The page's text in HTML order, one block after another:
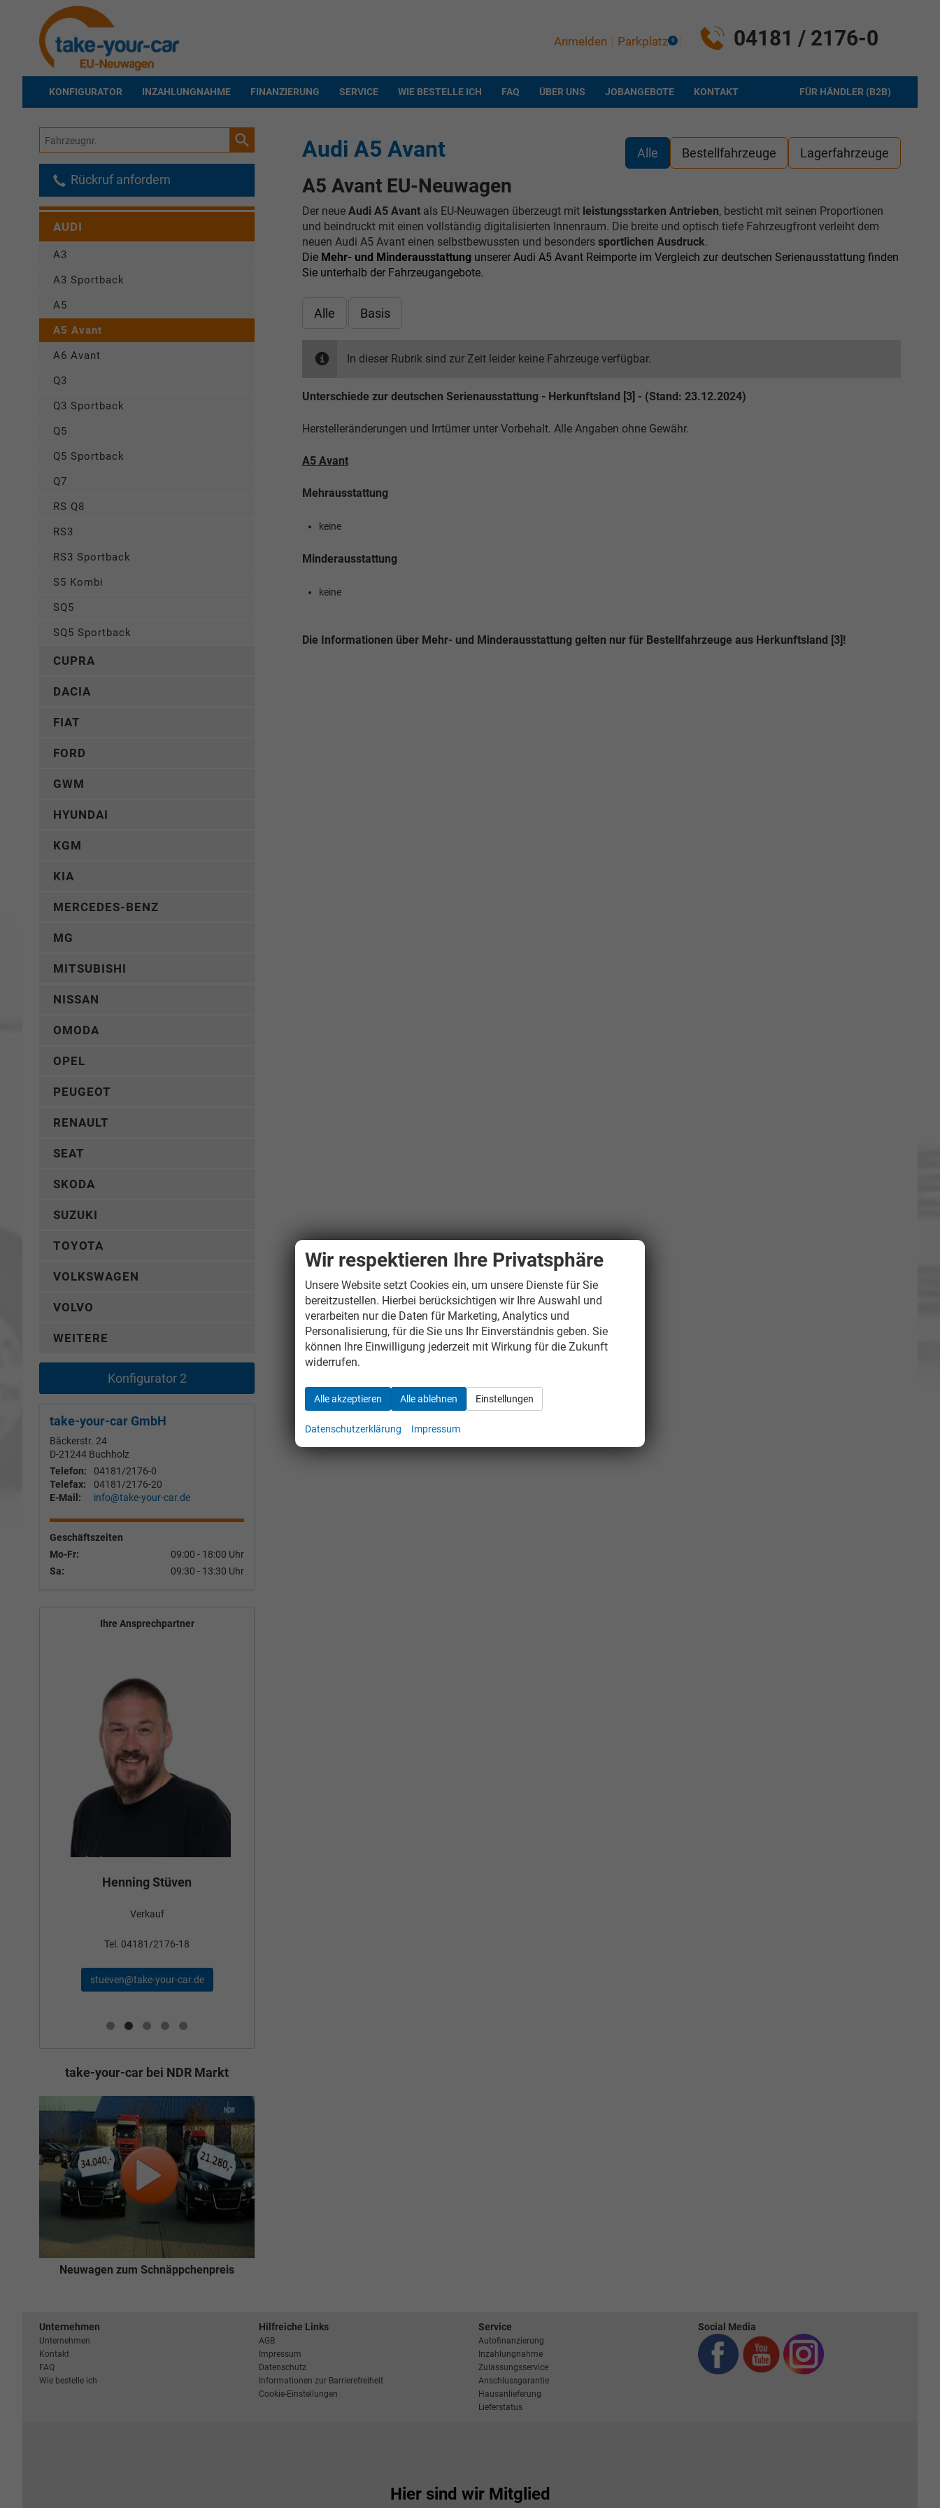
04181 / 2176-0
Anmelden Parkplatz 0
KONFIGURATOR INZAHLUNGNAHME FINANZIERUNG SERVICE WIE BESTELLE ICH FAQ ÜBER UNS JOBANGEBOTE FÜR HÄNDLER (B2B)
KONTAKT
Alle Bestellfahrzeuge Lagerfahrzeuge
Audi A5 Avant
A5 Avant EU-Neuwagen
Der neue Audi A5 Avantals EU-Neuwagen überzeugt mit leistungsstarken Antrieben, besticht mit seinen Proportionen
und beindruckt mit einen vollständig digitalisierten Innenraum. Die breite und optisch tiefe Fahrzeugfront verleiht dem
neuen Audi A5 Avant einen selbstbewussten und besonders sportlichen Ausdruck.
Die Mehr- und Minderausstattung unserer Audi A5 Avant Reimporte im Vergleich zur deutschen Serienausstattung finden
Sie unterhalb der Fahrzeugangebote.
Alle Basis
In dieser Rubrik sind zur Zeit leider keine Fahrzeuge verfügbar.
Unterschiede zur deutschen Serienausstattung - Herkunftsland [3] - (Stand: 23.12.2024)
Herstelleränderungen und Irrtümer unter Vorbehalt. Alle Angaben ohne Gewähr.
A5 Avant
Mehrausstattung
keine
Minderausstattung
keine
Die Informationen über Mehr- und Minderausstattung gelten nur für Bestellfahrzeuge aus Herkunftsland [3]!
Fahrzeugnr.
Rückruf anfordern
AUDI
A3
A3 Sportback
A5
A5 Avant
A6 Avant
Q3
Q3 Sportback
Q5
Q5 Sportback
Q7
RS Q8
RS3
RS3 Sportback
S5 Kombi
SQ5
SQ5 Sportback
CUPRA
DACIA
FIAT
FORD
GWM
HYUNDAI
KGM
KIA
MERCEDES-BENZ
MG
MITSUBISHI
NISSAN
OMODA
OPEL
PEUGEOT
RENAULT
SEAT
SKODA
SUZUKI
TOYOTA
VOLKSWAGEN
VOLVO
WEITERE
Konfigurator 2
take-your-car GmbH
Bäckerstr. 24
D-21244 Buchholz
Telefon:
04181/2176-0
Telefax:
04181/2176-20
E-Mail:
info@take-your-car.de
Geschäftszeiten
Mo-Fr:
09:00 - 18:00 Uhr
Sa:
09:30 - 13:30 Uhr
Ihre Ansprechpartner
Henning Stüven
Verkauf
Tel. 04181/2176-18
stueven@take-your-car.de
take-your-car bei NDR Markt
Neuwagen zum Schnäppchenpreis
Unternehmen
Unternehmen
Kontakt
FAQ
Wie bestelle ich
Hilfreiche Links
AGB
Impressum
Datenschutz
Informationen zur Barrierefreiheit
Cookie-Einstellungen
Service
Autofinanzierung
Inzahlungnahme
Zulassungsservice
Anschlussgarantie
Hausanlieferung
Lieferstatus
Social Media
Hier sind wir Mitglied
Wir respektieren Ihre Privatsphäre
Unsere Website setzt Cookies ein, um unsere Dienste für Sie
bereitzustellen. Hierbei berücksichtigen wir Ihre Auswahl und
verarbeiten nur die Daten für Marketing, Analytics und
Personalisierung, für die Sie uns Ihr Einverständnis geben. Sie
können Ihre Einwilligung jederzeit mit Wirkung für die Zukunft
widerrufen.
Alle akzeptieren Alle ablehnen Einstellungen
Datenschutzerklärung Impressum